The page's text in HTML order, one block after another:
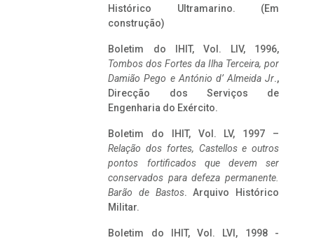
Histórico Ultramarino. (Em
construção)
Boletim do IHIT, Vol. LIV, 1996,
Tombos dos Fortes da Ilha Terceira, por
Damião Pego e António d’ Almeida Jr.,
Direcção dos Serviços de
Engenharia do Exército.
Boletim do IHIT, Vol. LV, 1997 –
Relação dos fortes, Castellos e outros
pontos fortificados que devem ser
conservados para defeza permanente.
Barão de Bastos. Arquivo Histórico
Militar.
Boletim do IHIT, Vol. LVI, 1998 -